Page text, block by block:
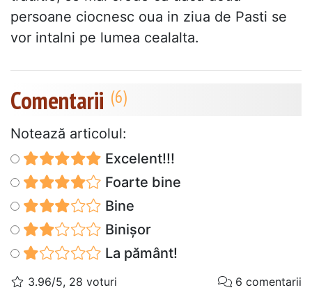
persoane ciocnesc oua in ziua de Pasti se
vor intalni pe lumea cealalta.
Comentarii
Notează articolul:
Excelent!!!
Foarte bine
Bine
Binișor
La pământ!
3.96/5, 28 voturi 6 comentarii